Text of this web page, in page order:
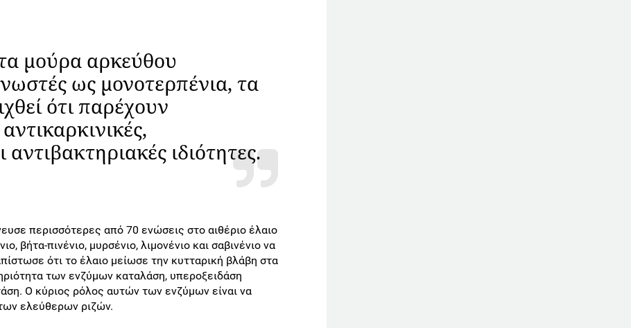
μούρα αρκεύθου
ως μονοτερπένια, τα
ότι παρέχουν
αντιβακτηριακές ιδιότητες.
περισσότερες από 70 ενώσεις στο αιθέριο έλαιο
βήτα-πινένιο, μυρσένιο, λιμονένιο και σαβινένιο να
ότι το έλαιο μείωσε την κυτταρική βλάβη στα
των ενζύμων καταλάση, υπεροξειδάση
Ο κύριος ρόλος αυτών των ενζύμων είναι να
ελεύθερων ριζών.